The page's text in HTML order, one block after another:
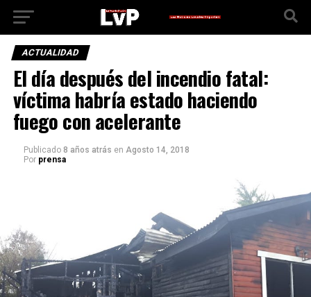
ACTUALIDAD
El día después del incendio fatal:
víctima habría estado haciendo
fuego con acelerante
Publicado 8 años atrás en Agosto 14, 2018
Por prensa